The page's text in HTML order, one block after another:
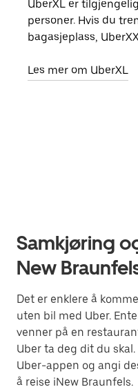
UberXL er
personer. Hvis du
bagasjeplass,
Les mer om UberXL
Samkjøring
New
Det er enklere å
uten bil med Uber.
venner på en
Uber ta deg dit du
Uber-appen og angi
å reise iNew Braunfels.